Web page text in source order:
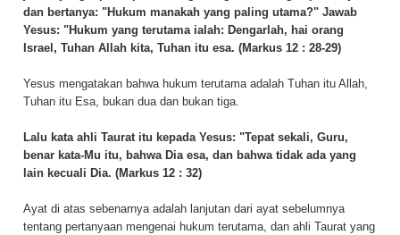
dan bertanya: "Hukum manakah yang paling utama?" Jawab
Yesus: "Hukum yang terutama ialah: Dengarlah, hai orang
Israel, Tuhan Allah kita, Tuhan itu esa. (Markus 12 : 28-29)
Yesus mengatakan bahwa hukum terutama adalah Tuhan itu Allah,
Tuhan itu Esa, bukan dua dan bukan tiga.
Lalu kata ahli Taurat itu kepada Yesus: "Tepat sekali, Guru,
benar kata-Mu itu, bahwa Dia esa, dan bahwa tidak ada yang
lain kecuali Dia. (Markus 12 : 32)
Ayat di atas sebenarnya adalah lanjutan dari ayat sebelumnya
tentang pertanyaan mengenai hukum terutama, dan ahli Taurat yang